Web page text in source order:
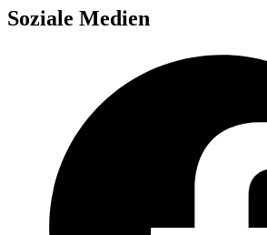
Soziale Medien